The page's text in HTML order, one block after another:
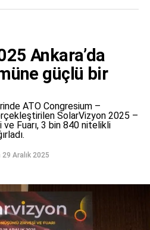
sunuyor.
gelen katılımcılara tüm
indirim sağlanacaktır.
bilgi için
İstanbul’da! Türkiye’nin
Çözüm Sunuyor ve İklim
Katkı Sağlıyor!
Ankara’da
güçlü bir
ATO Congresium –
SolarVizyon 2025 –
Fuarı, 3 bin 840 nitelikli
29 Aralık 2025